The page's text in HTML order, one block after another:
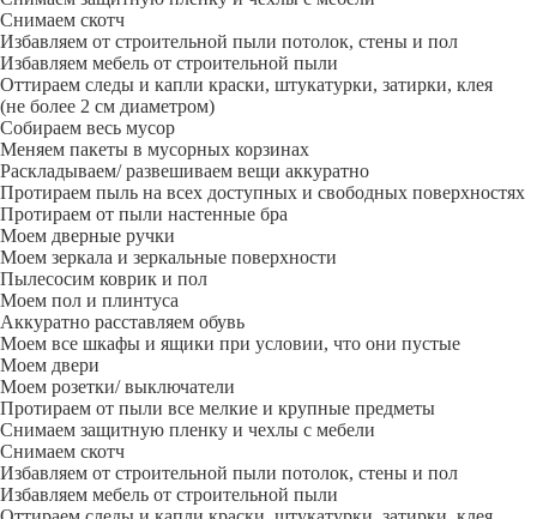
Снимаем скотч
Избавляем от строительной пыли потолок, стены и пол
Избавляем мебель от строительной пыли
Оттираем следы и капли краски, штукатурки, затирки, клея
(не более 2 см диаметром)
Собираем весь мусор
Меняем пакеты в мусорных корзинах
Раскладываем/ развешиваем вещи аккуратно
Протираем пыль на всех доступных и свободных поверхностях
Протираем от пыли настенные бра
Моем дверные ручки
Моем зеркала и зеркальные поверхности
Пылесосим коврик и пол
Моем пол и плинтуса
Аккуратно расставляем обувь
Моем все шкафы и ящики при условии, что они пустые
Моем двери
Моем розетки/ выключатели
Протираем от пыли все мелкие и крупные предметы
Снимаем защитную пленку и чехлы с мебели
Снимаем скотч
Избавляем от строительной пыли потолок, стены и пол
Избавляем мебель от строительной пыли